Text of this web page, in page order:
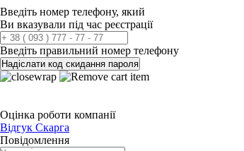
Введіть номер телефону, який
Ви вказували під час реєстрації
Введіть правильний номер телефону
Надіслати код скидання пароля
Оцінка роботи компанії
Відгук Скарга
Повідомлення